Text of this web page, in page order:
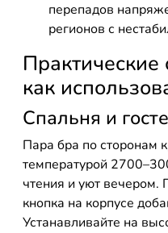
перепадов
регионов с
Практические
как
Спальня и
Пара бра по сторонам
температурой
чтения и уют вечером.
кнопка на корпусе
Устанавливайте на